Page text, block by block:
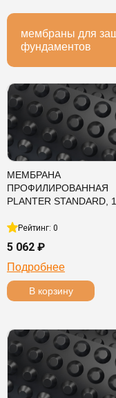
мембраны для
фундаментов
МЕМБРАНА
ПРОФИЛИРОВАННАЯ
PLANTER STANDARD,
Рейтинг: 0
5 062 ₽
Подробнее
В корзину